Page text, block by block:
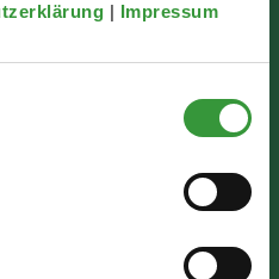
| Impressum